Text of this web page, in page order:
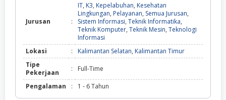
Jurusan :
IT, K3, Kepelabuhan, Kesehatan
Lingkungan, Pelayanan, Semua Jurusan,
Sistem Informasi, Teknik Informatika,
Teknik Komputer, Teknik Mesin, Teknologi
Informasi
Lokasi
: Kalimantan Selatan, Kalimantan Timur
Tipe
Pekerjaan
: Full-Time
Pengalaman : 1 - 6 Tahun